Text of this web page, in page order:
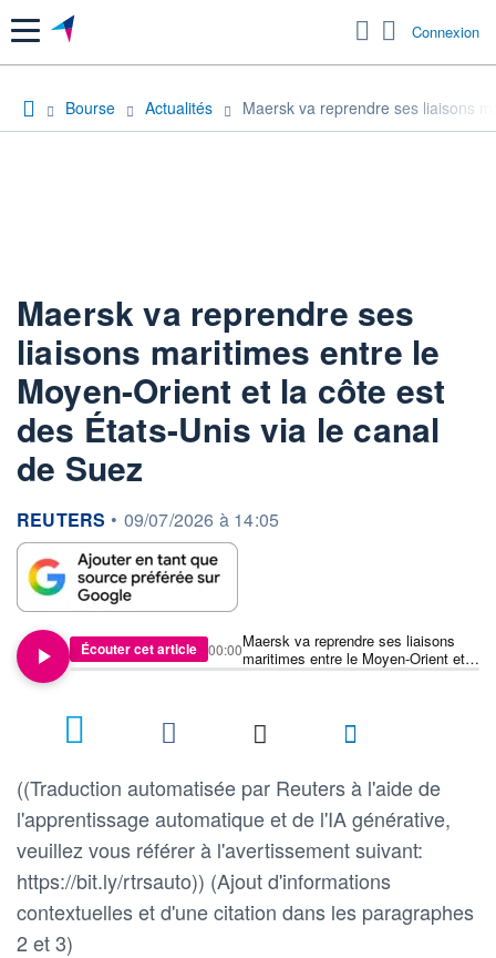
Menu Connexion
Bourse Actualités Maersk va reprendre ses liaisons
Maersk va reprendre ses
liaisons maritimes entre le
Moyen-Orient et la côte est
des États-Unis via le canal
de Suez
information fournie par
REUTERS • 09/07/2026 à 14:05
Écouter cet article
Maersk va reprendre ses liaisons
maritimes entre le Moyen-Orient et
la côte est des États-Unis via le
00:00
((Traduction automatisée par Reuters à l'aide de
l'apprentissage automatique et de l'IA générative,
veuillez vous référer à l'avertissement suivant:
https://bit.ly/rtrsauto)) (Ajout d'informations
contextuelles et d'une citation dans les paragraphes
2 et 3)